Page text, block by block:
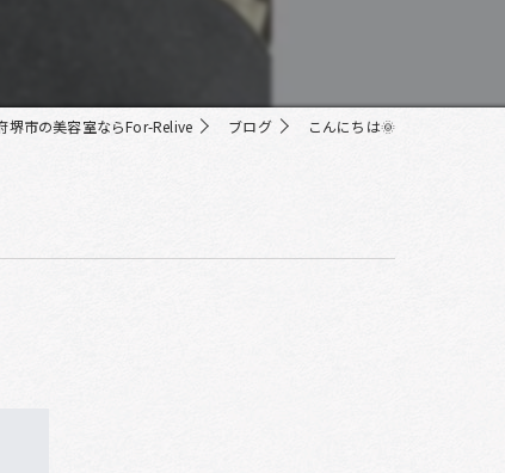
堺市の美容室ならFor-Relive ブログ こんにちは🌞